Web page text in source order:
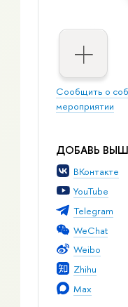
Сообщить о
мероприятии
ДОБАВЬ
ВКонтакте
YouTube
Telegram
WeChat
Weibo
Zhihu
Max